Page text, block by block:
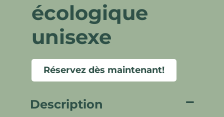
écologique
unisexe
Réservez dès maintenant!
Description